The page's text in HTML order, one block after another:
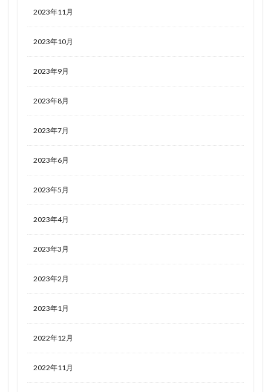
2023年11月
2023年10月
2023年9月
2023年8月
2023年7月
2023年6月
2023年5月
2023年4月
2023年3月
2023年2月
2023年1月
2022年12月
2022年11月